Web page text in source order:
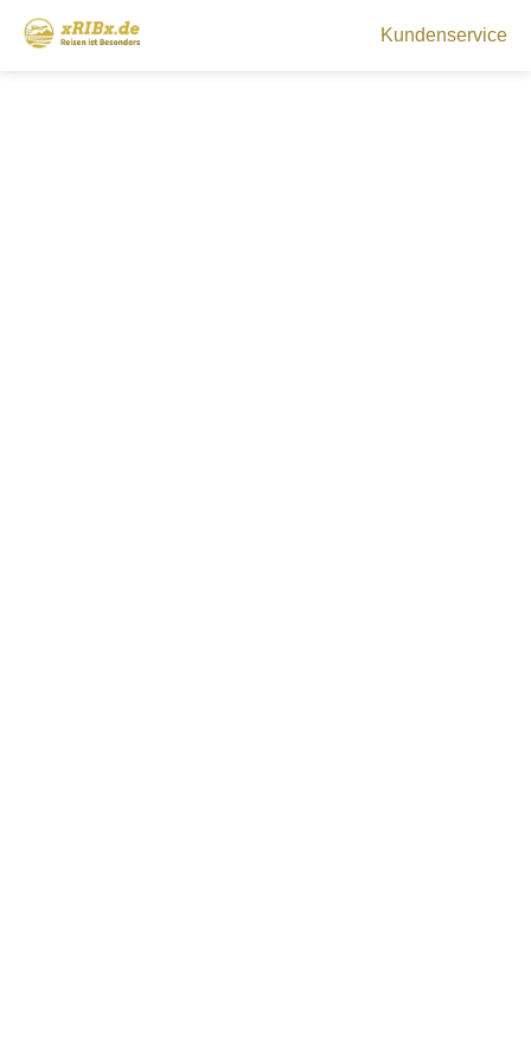
Kundenservice